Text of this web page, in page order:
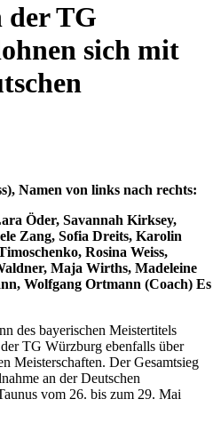
der TG
sich mit
Namen von links nach rechts:
Öder, Savannah Kirksey,
Zang, Sofia Dreits, Karolin
Rosina Weiss,
Maja Wirths, Madeleine
Wolfgang Ortmann (Coach) Es
des bayerischen Meistertitels
TG Würzburg ebenfalls über
Meisterschaften. Der Gesamtsieg
an der Deutschen
vom 26. bis zum 29. Mai